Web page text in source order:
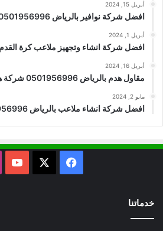
أبريل 15, 2024
افضل شركة نوافير بالرياض 0501956996
أبريل 1, 2024
افضل شركة انشاء وتجهيز ملاعب كرة القدم بالرياض
أبريل 16, 2024
مقاول هدم بالرياض 0501956996 شركة هدم مبانى بالرياض
مايو 2, 2024
افضل شركة انشاء ملاعب بالرياض 0501956996
فيسبوك
خدماتنا